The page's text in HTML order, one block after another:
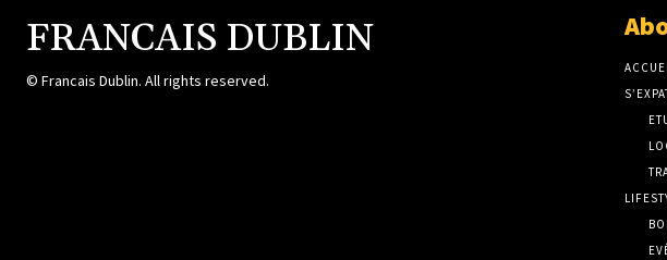
FRANCAIS DUBLIN
© Francais Dublin. All rights reserved.